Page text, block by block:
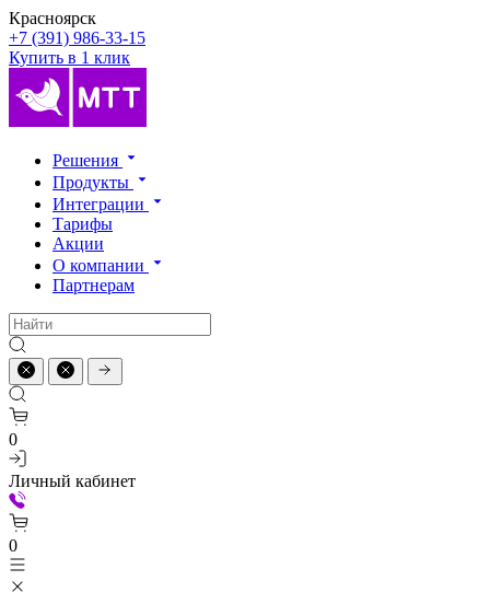
Красноярск
+7 (391) 986-33-15
Купить в 1 клик
Решения
Продукты
Интеграции
Тарифы
Акции
О компании
Партнерам
0
Личный кабинет
0